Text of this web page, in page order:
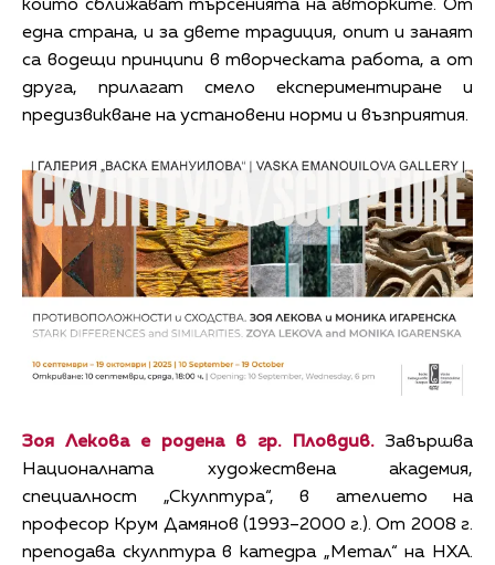
които сближават търсенията на авторките. От
една страна, и за двете традиция, опит и занаят
са водещи принципи в творческата работа, а от
друга, прилагат смело експериментиране и
предизвикване на установени норми и възприятия.
Зоя Лекова е родена в гр. Пловдив. Завършва
Националната художествена академия,
специалност „Скулптура“, в ателието на
професор Крум Дамянов (1993–2000 г.). От 2008 г.
преподава скулптура в катедра „Метал“ на НХА.